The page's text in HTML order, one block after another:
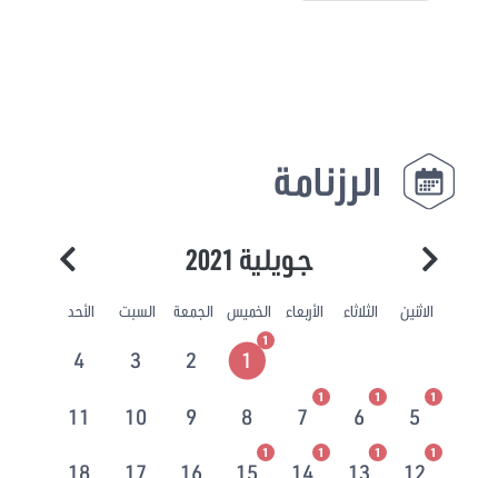
الرزنامة
جويلية 2021
الاثنين الثلاثاء الأربعاء الخميس الجمعة السبت الأحد
1
1
2
3
4
5
1
6
1
7
1
8
9
10
11
12
1
13
1
14
1
15
1
16
17
18